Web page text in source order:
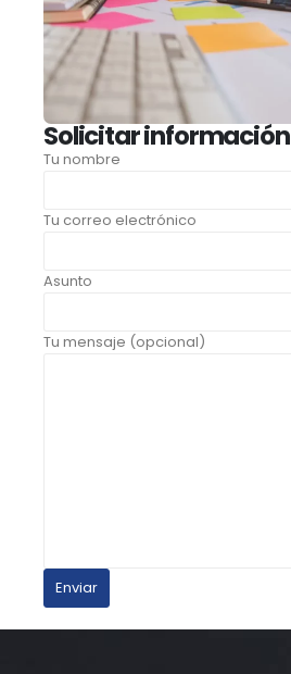
Solicitar información
Tu nombre
Tu correo electrónico
Asunto
Tu mensaje (opcional)